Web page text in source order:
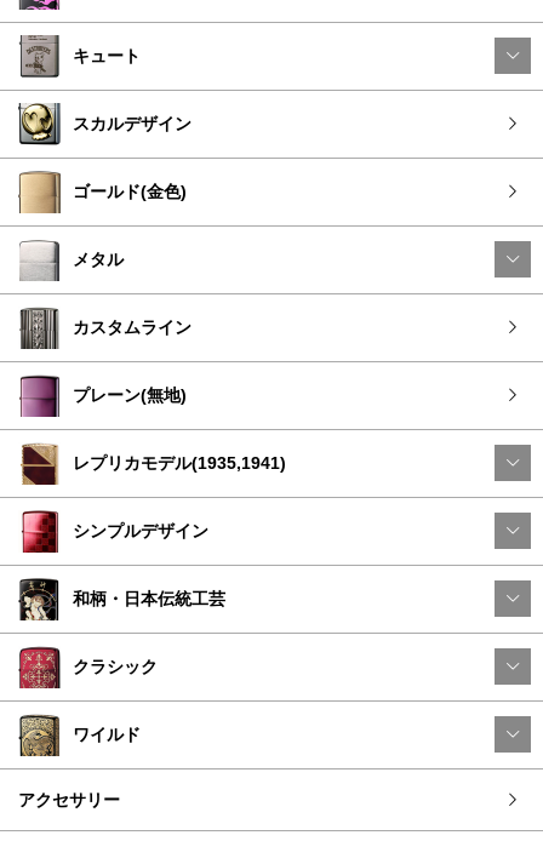
キュート
スカルデザイン
ゴールド(金色)
メタル
カスタムライン
プレーン(無地)
レプリカモデル(1935,1941)
シンプルデザイン
和柄・日本伝統工芸
クラシック
ワイルド
アクセサリー